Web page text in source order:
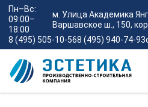
Пн–Вс:
09:00–
18:00
м. Улица Академика
Варшавское ш., 150,
8 (495) 505-10-568 (495) 940-74-93